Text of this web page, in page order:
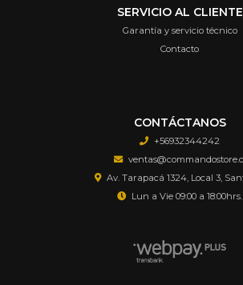
SERVICIO AL CLIENTE
Garantía y servicio técnico
Contacto
CONTÁCTANOS
+56932344242
Av. Tarapacá 1324, Local 3,
Lun a Vie 09:00 a 18:00hrs.